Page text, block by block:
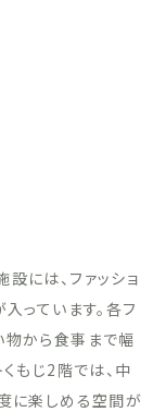
には、ファッショ
っています。各フ
から食事まで幅
もじ2階では、中
に楽しめる空間が